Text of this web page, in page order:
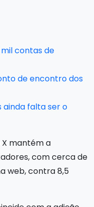
contas de
de encontro dos
ainda falta ser o
mantém a
com cerca de
web, contra 8,5